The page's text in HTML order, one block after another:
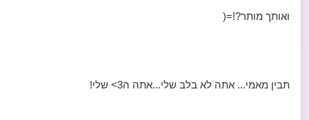
ואותך מותר?!=(
תבין מאמי... אתה לא בלב שלי...אתה ה3> שלי!